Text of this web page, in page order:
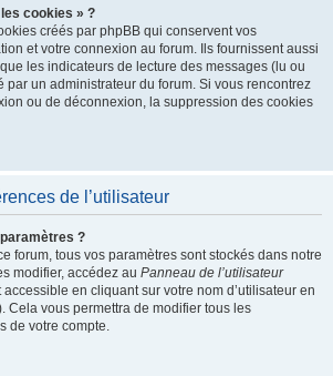
cookies » ?
créés par phpBB qui conservent vos
et votre connexion au forum. Ils fournissent aussi
les indicateurs de lecture des messages (lu ou
par un administrateur du forum. Si vous rencontrez
ou de déconnexion, la suppression des cookies
de l’utilisateur
?
forum, tous vos paramètres sont stockés dans notre
modifier, accédez au Panneau de l’utilisateur
en cliquant sur votre nom d’utilisateur en
Cela vous permettra de modifier tous les
de votre compte.